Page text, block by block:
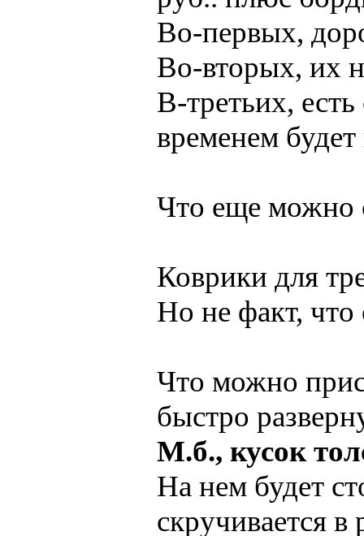
Во-первых,
Во-вторых, их
В-третьих,
временем будет
Что еще можно
Коврики для
Но не факт,
Что можно
быстро
М.б., кусок
На нем будет
скручивается в